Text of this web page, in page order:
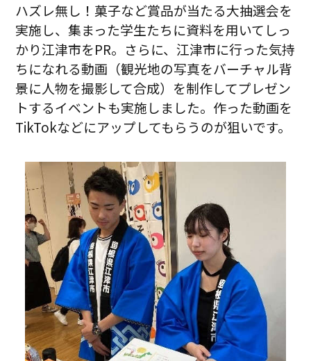
ハズレ無し！菓子など賞品が当たる大抽選会を
実施し、集まった学生たちに資料を用いてしっ
かり江津市をPR。さらに、江津市に行った気持
ちになれる動画（観光地の写真をバーチャル背
景に人物を撮影して合成）を制作してプレゼン
トするイベントも実施しました。作った動画を
TikTokなどにアップしてもらうのが狙いです。